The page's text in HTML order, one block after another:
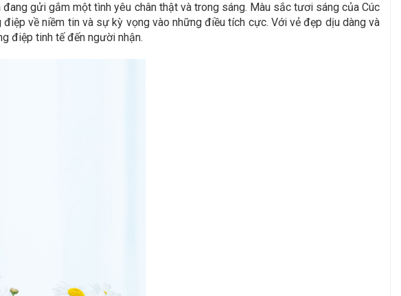
gửi gắm một tình yêu chân thật và trong sáng. Màu sắc tươi sáng của Cúc
về niềm tin và sự kỳ vọng vào những điều tích cực. Với vẻ đẹp dịu dàng và
điệp tinh tế đến người nhận.